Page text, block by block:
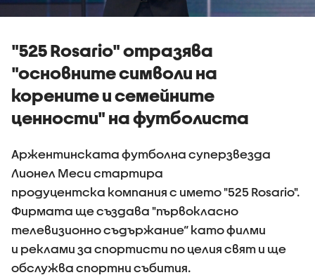
"525 Rosario" отразява
"основните символи на
корените и семейните
ценности" на футболиста
Аржентинската футболна суперзвезда
Лионел Меси стартира
продуцентска компания с името "525 Rosario".
Фирмата ще създава "първокласно
телевизионно съдържание“ като филми
и реклами за спортисти по целия свят и ще
обслужва спортни събития.